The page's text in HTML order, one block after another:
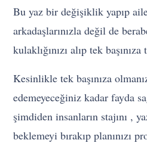
Bu yaz bir değişiklik yapıp
arkadaşlarınızla değil de
kulaklığınızı alıp tek
Kesinlikle tek başınıza
edemeyeceğiniz kadar fayda
şimdiden insanların stajını ,
beklemeyi bırakıp planınızı